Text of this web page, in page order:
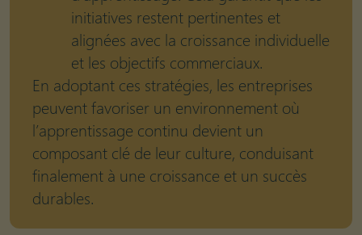
initiatives restent pertinentes et
alignées avec la croissance individuelle
et les objectifs commerciaux.
En adoptant ces stratégies, les entreprises
peuvent favoriser un environnement où
l’apprentissage continu devient un
composant clé de leur culture, conduisant
finalement à une croissance et un succès
durables.